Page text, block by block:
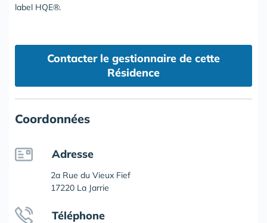
label HQE®.
Contacter le gestionnaire de cette
Résidence
Coordonnées
Adresse
2a Rue du Vieux Fief
17220 La Jarrie
Téléphone